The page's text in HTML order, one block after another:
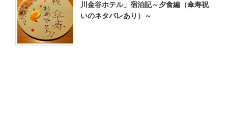
川金谷ホテル」宿泊記～夕食編（傘寿祝
いのネタバレあり）～